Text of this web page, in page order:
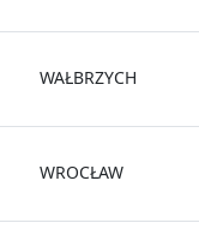
WAŁBRZYCH
WROCŁAW